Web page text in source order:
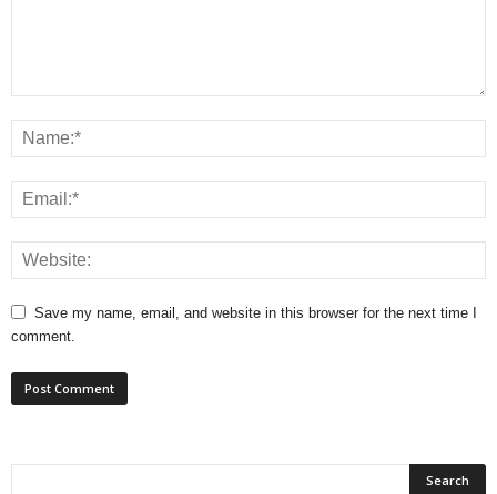
Save my name, email, and website in this browser for the next time I
comment.